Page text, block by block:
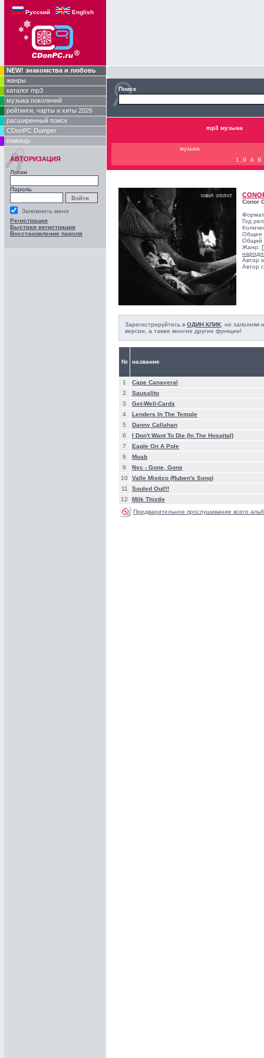
Русский English
NEW! знакомства и любовь
жанры
каталог mp3
музыка поколений
рейтинги, чарты и хиты 2026
расширенный поиск
CDonPC Dumper
помощь
АВТОРИЗАЦИЯ
Логин
Пароль
Запомнить меня
Регистрация
Быстрая регистрация
Восстановление пароля
Поиск
mp3 музыка
музыка
1..9
A B
Conor
Год
Общее
Общий
Жанр:
Автор
Автор
Зарегистрируйтесь в ОДИН КЛИК , не
версии, а также многие другие функции!
№ название
1
Cape Canaveral
2
Sausalito
3
Get-Well-Cards
4
Lenders In The Temple
5
Danny Callahan
6
I Don't Want To Die (In The Hospital)
7
Eagle On A Pole
8
Moab
9
Nyc - Gone, Gone
10
Valle Mistico (Ruben's Song)
11
Souled Out!!!
12
Milk Thistle
Предварительное прослушивание всего